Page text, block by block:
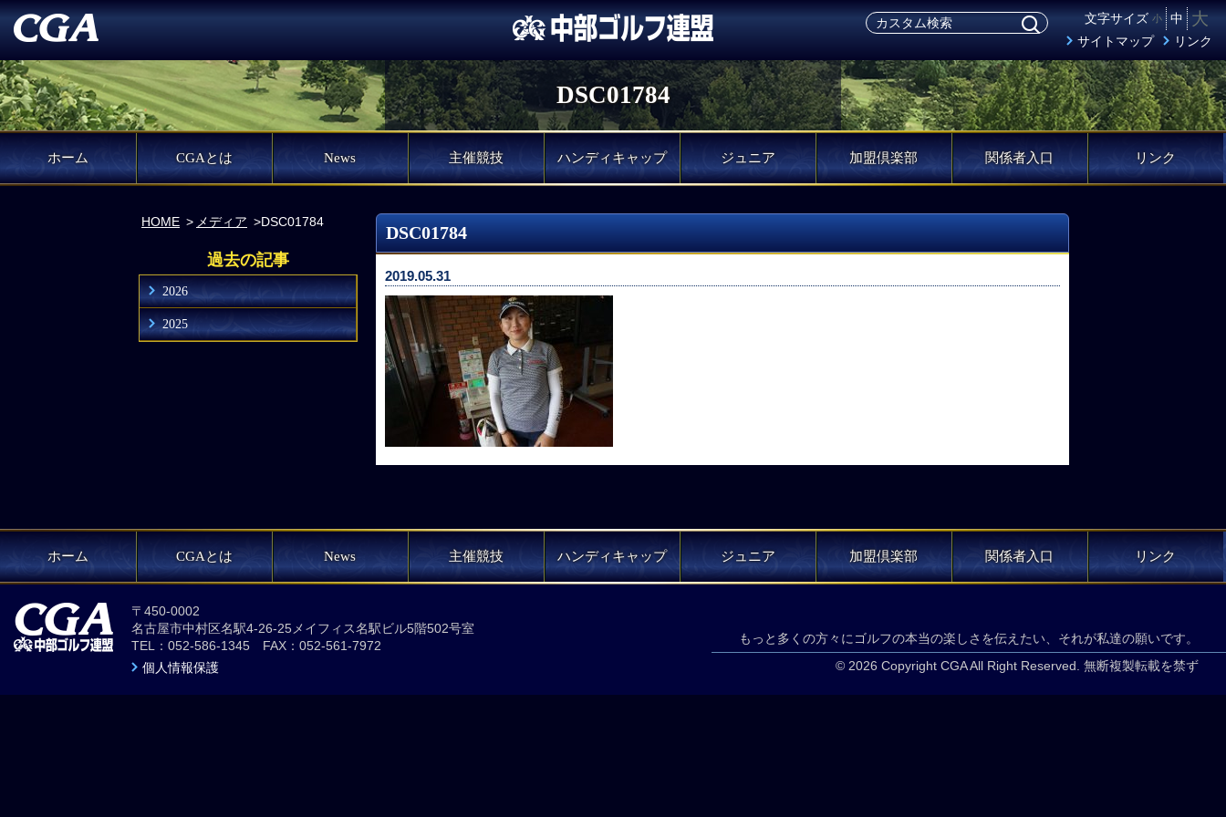
文字サイズ 小 中 大
サイトマップ リンク
DSC01784
ホーム CGAとは News 主催競技 ハンディキャップ ジュニア 加盟倶楽部 関係者入口 リンク
HOME メディア DSC01784
過去の記事
2026
2025
DSC01784
2019.05.31
ホーム CGAとは News 主催競技 ハンディキャップ ジュニア 加盟倶楽部 関係者入口 リンク
〒450-0002
名古屋市中村区名駅4-26-25メイフィス名駅ビル5階502号室
TEL：052-586-1345 FAX：052-561-7972
個人情報保護
もっと多くの方々にゴルフの本当の楽しさを伝えたい、それが私達の願いです。
© 2026 Copyright CGA All Right Reserved. 無断複製転載を禁ず